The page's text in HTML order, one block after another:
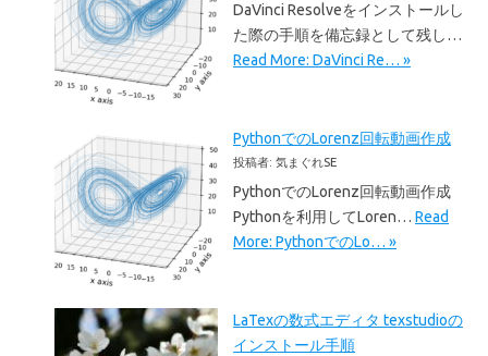
DaVinci Resolveをインストールし
た際の手順を備忘録として残し…
Read More: DaVinci Re… »
PythonでのLorenz回転動画作成
投稿者: 気まぐれSE
PythonでのLorenz回転動画作成
Pythonを利用してLoren… Read
More: PythonでのLo… »
LaTexの数式エディタ texstudioの
インストール手順